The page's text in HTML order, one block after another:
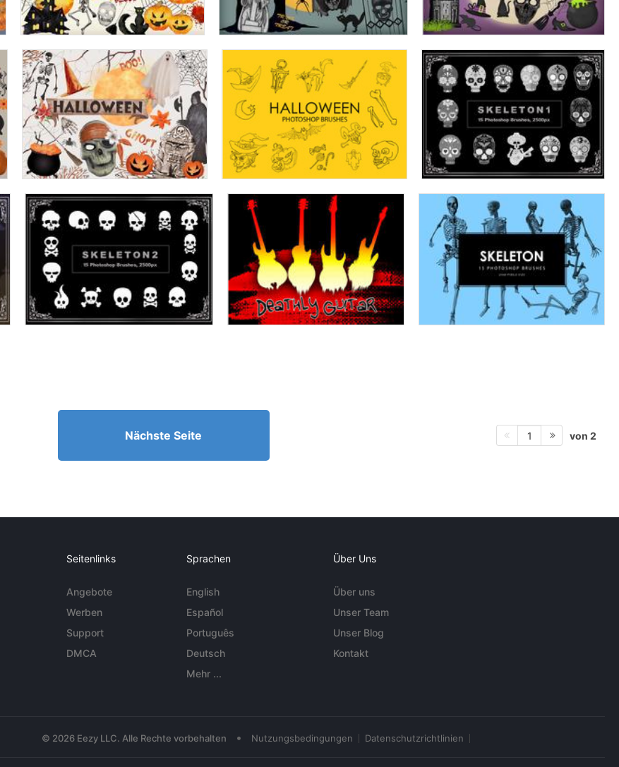
Nächste Seite 1 von 2
Seitenlinks
Angebote
Werben
Support
DMCA
Sprachen
English
Español
Português
Deutsch
Mehr ...
Über Uns
Über uns
Unser Team
Unser Blog
Kontakt
© 2026 Eezy LLC. Alle Rechte vorbehalten • Nutzungsbedingungen Datenschutzrichtlinien